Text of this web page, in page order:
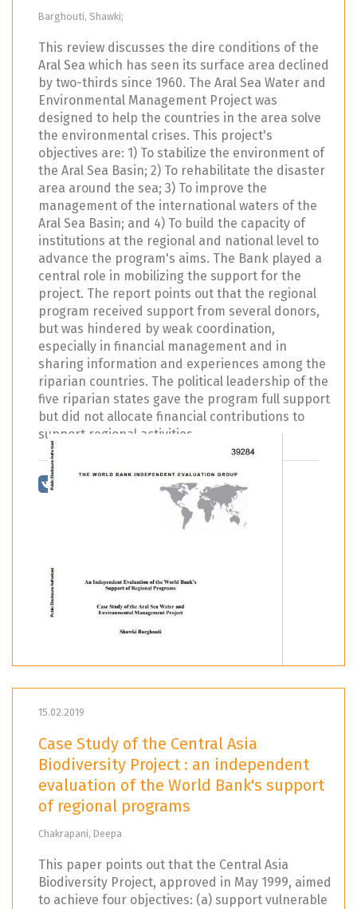
Barghouti, Shawki;
This review discusses the dire conditions of the
Aral Sea which has seen its surface area declined
by two-thirds since 1960. The Aral Sea Water and
Environmental Management Project was
designed to help the countries in the area solve
the environmental crises. This project's
objectives are: 1) To stabilize the environment of
the Aral Sea Basin; 2) To rehabilitate the disaster
area around the sea; 3) To improve the
management of the international waters of the
Aral Sea Basin; and 4) To build the capacity of
institutions at the regional and national level to
advance the program's aims. The Bank played a
central role in mobilizing the support for the
project. The report points out that the regional
program received support from several donors,
but was hindered by weak coordination,
especially in financial management and in
sharing information and experiences among the
riparian countries. The political leadership of the
five riparian states gave the program full support
but did not allocate financial contributions to
support regional activities.
15.02.2019
Case Study of the Central Asia
Biodiversity Project : an independent
evaluation of the World Bank's support
of regional programs
Chakrapani, Deepa
This paper points out that the Central Asia
Biodiversity Project, approved in May 1999, aimed
to achieve four objectives: (a) support vulnerable